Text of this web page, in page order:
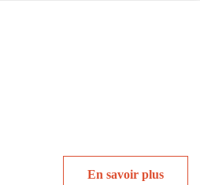
En savoir plus